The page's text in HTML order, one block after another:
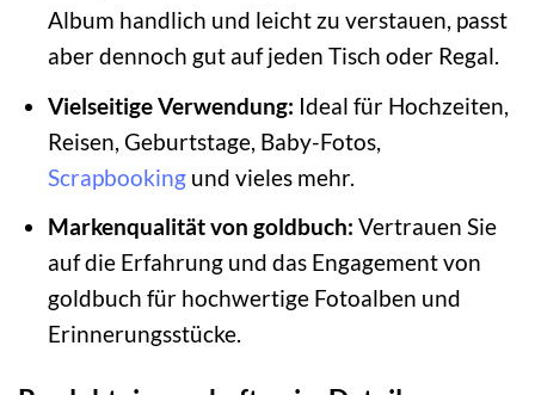
Album handlich und leicht zu verstauen, passt
aber dennoch gut auf jeden Tisch oder Regal.
Vielseitige Verwendung: Ideal für Hochzeiten,
Reisen, Geburtstage, Baby-Fotos,
Scrapbookingund vieles mehr.
Markenqualität von goldbuch: Vertrauen Sie
auf die Erfahrung und das Engagement von
goldbuch für hochwertige Fotoalben und
Erinnerungsstücke.